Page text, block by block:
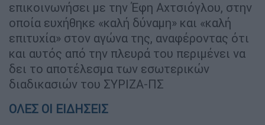
επικοινωνήσει με την Έφη Αχτσιόγλου, στην
οποία ευχήθηκε «καλή δύναμη» και «καλή
επιτυχία» στον αγώνα της, αναφέροντας ότι
και αυτός από την πλευρά του περιμένει να
δει το αποτέλεσμα των εσωτερικών
διαδικασιών του ΣΥΡΙΖΑ-ΠΣ
ΟΛΕΣ ΟΙ ΕΙΔΗΣΕΙΣ